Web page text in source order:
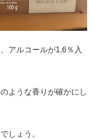
アルコールが1.6％入
ような香りが確かにし
しょう。